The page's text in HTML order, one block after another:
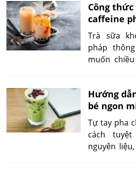
không? Bài
lợi ích, sai
hướng sử
từng độ tuổi.
Công
caffeine
Trà sữa
pháp
muốn
tiết cách
liệu phù
gặp cần
Hướng
bé ngon
Tự tay pha
cách
nguyên